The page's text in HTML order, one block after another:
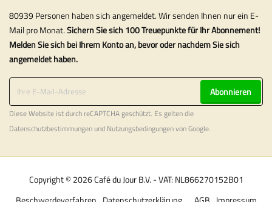
80939 Personen haben sich angemeldet. Wir senden Ihnen nur ein E-
Mail pro Monat.Sichern Sie sich 100 Treuepunkte für Ihr Abonnement!
Melden Sie sich bei Ihrem Konto an, bevor oder nachdem Sie sich
angemeldet haben.
Abonnieren
Diese Website ist durch reCAPTCHA geschützt. Es gelten die
Datenschutzbestimmungen und Nutzungsbedingungenvon Google.
Copyright © 2026 Café du Jour B.V. - VAT: NL866270152B01